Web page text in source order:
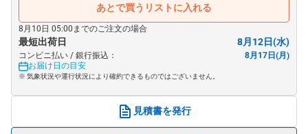
あとで買うリストに入れる
8月10日 05:00までのご注文の場合
最短出荷日 8月12日(水)
コンビニ払い / 銀行振込：
8月17日(月)
お届け日の目安
※ 気象状況や運行状況により確約できるものではございません。
見積書を発行